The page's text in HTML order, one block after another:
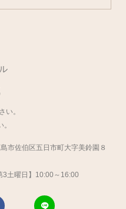
い。
市佐伯区五日市町大字美鈴園８
3土曜日】10:00～16:00